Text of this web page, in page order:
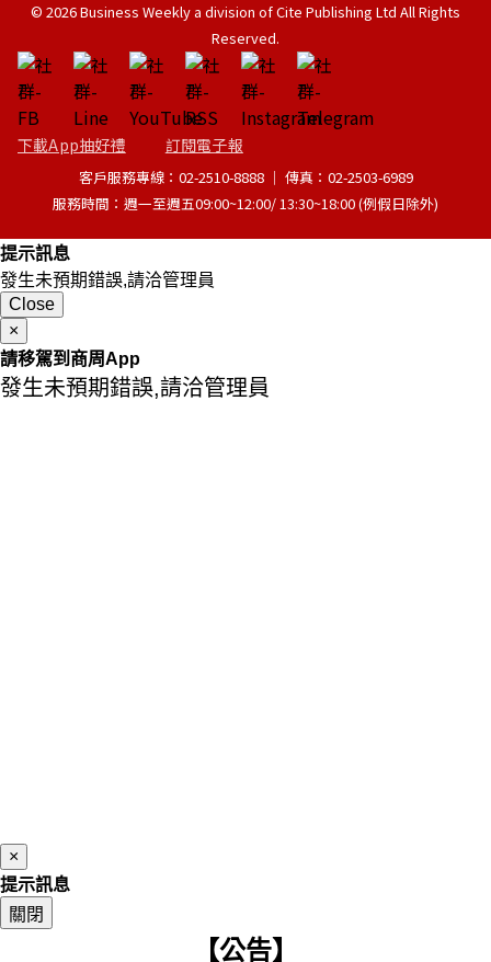
© 2026 Business Weekly a division of Cite Publishing Ltd All Rights
Reserved.
下載App抽好禮 訂閱電子報
客戶服務專線：02-2510-8888 │ 傳真：02-2503-6989
服務時間：週一至週五09:00~12:00/ 13:30~18:00 (例假日除外)
提示訊息
發生未預期錯誤,請洽管理員
Close
×
請移駕到商周App
發生未預期錯誤,請洽管理員
×
提示訊息
關閉
【公告】